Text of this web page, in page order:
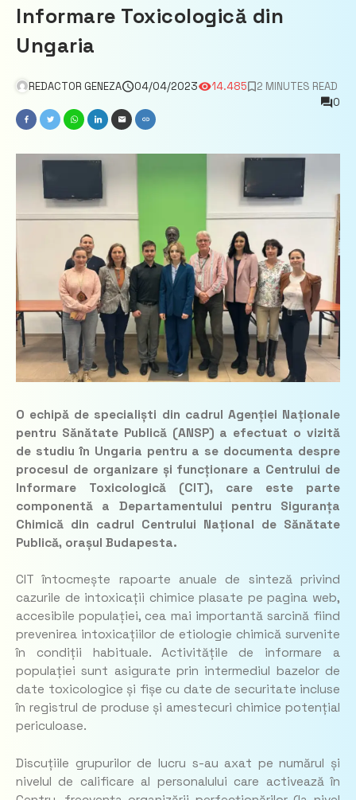
Informare Toxicologică din
Ungaria
REDACTOR GENEZA 04/04/2023 14.485
2 MINUTES READ
0
O echipă de specialiști din cadrul Agenției Naționale
pentru Sănătate Publică (ANSP) a efectuat o vizită
de studiu în Ungaria pentru a se documenta despre
procesul de organizare și funcționare a Centrului de
Informare Toxicologică (CIT), care este parte
componentă a Departamentului pentru Siguranța
Chimică din cadrul Centrului Național de Sănătate
Publică, orașul Budapesta.
CIT întocmește rapoarte anuale de sinteză privind
cazurile de intoxicații chimice plasate pe pagina web,
accesibile populației, cea mai importantă sarcină fiind
prevenirea intoxicațiilor de etiologie chimică survenite
în condiții habituale. Activitățile de informare a
populației sunt asigurate prin intermediul bazelor de
date toxicologice și fișe cu date de securitate incluse
în registrul de produse și amestecuri chimice potențial
periculoase.
Discuțiile grupurilor de lucru s-au axat pe numărul și
nivelul de calificare al personalului care activează în